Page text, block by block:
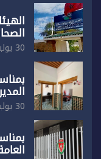
ضيق”
30 يوليو، 2026
بفاس
30 يوليو، 2026